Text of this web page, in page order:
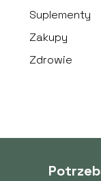
Suplementy
Zakupy
Zdrowie